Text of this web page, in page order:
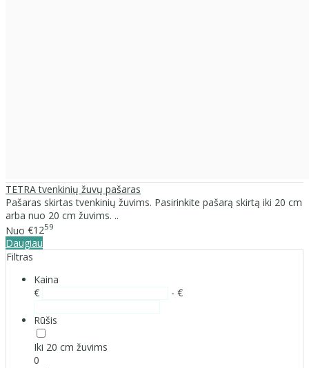
TETRA tvenkinių žuvų pašaras
Pašaras skirtas tvenkinių žuvims. Pasirinkite pašarą skirtą iki 20 cm
arba nuo 20 cm žuvims. ..
Nuo €1259
Daugiau
Filtras
Kaina
€
- €
Rūšis
Iki 20 cm žuvims
0